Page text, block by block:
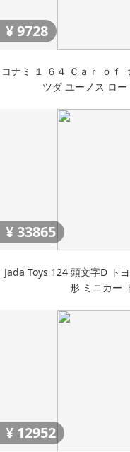
¥9728
コナミ １ ６４ Ｃａｒ ｏｆ
ツダ ユーノス ロ
¥33865
Jada Toys 124 頭文字D ト
形 ミニカー
¥ 12952